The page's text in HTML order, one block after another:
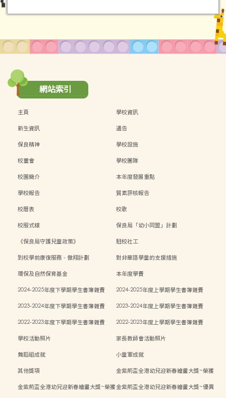
網站索引
主頁
學校資訊
新生資訊
通告
保良精神
學校設施
校董會
學校團隊
校園簡介
本年度發展重點
學校報告
質素評核報告
校曆表
校歌
校服式樣
保良局「幼小同盟」計劃
《保良局守護兒童政策》
駐校社工
到校學前康復服務 - 傲翔計劃
對非華語學童的支援措施
環保及自然保育基金
本年度學費
2024-2025年度下學期學生書簿雜費
2024-2025年度上學期學生書簿雜費
2023-2024年度下學期學生書簿雜費
2023-2024年度上學期學生書簿雜費
2022-2023年度下學期學生書簿雜費
2022-2023年度上學期學生書簿雜費
學校活動照片
家長教師會活動照片
舞蹈組成就
小童軍成就
其他獎項
金紫荊盃全港幼兒迎新春繪畫大獎~榮獲
金紫荊盃全港幼兒迎新春繪畫大獎~榮獲金紫荊盃全港幼兒迎新春繪畫大獎~優異